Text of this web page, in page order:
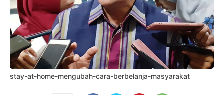
stay-at-home-mengubah-cara-berbelanja-masyarakat